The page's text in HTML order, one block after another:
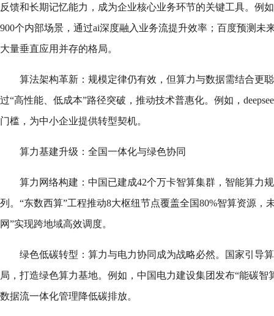
反馈和长期记忆能力，成为企业核心业务环节的关键工具。例
900个内部场景，通过ai深度融入业务流提升效率；百度预测未
大量垂直应用并存的格局。
算法架构革新：规模定律仍有效，但算力与数据需结合更
过“高性能、低成本”路径突破，推动技术普惠化。例如，
门槛，为中小企业提供转型契机。
算力基建升级：全国一体化与绿色协同
算力网络构建：中国已建成42个万卡智算集群，智能算力
列。“东数西算”工程推动8大枢纽节点覆盖全国80%智算资源，
网”实现跨地域高效调度。
绿色低碳转型：算力与电力协同成为战略必然。国家引导
局，打造绿色算力基地。例如，中国电力建设集团发布“能碳智
数据流一体化管理降低碳排放。